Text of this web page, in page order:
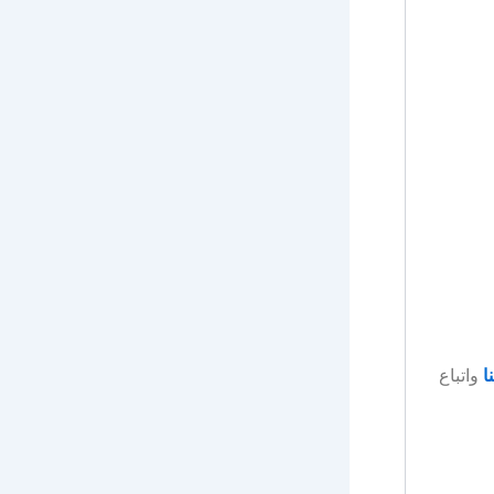
واتباع